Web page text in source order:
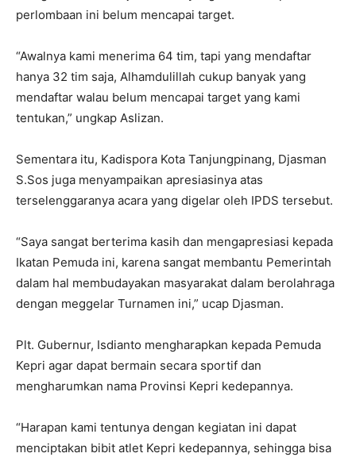
perlombaan ini belum mencapai target.
“Awalnya kami menerima 64 tim, tapi yang mendaftar
hanya 32 tim saja, Alhamdulillah cukup banyak yang
mendaftar walau belum mencapai target yang kami
tentukan,” ungkap Aslizan.
Sementara itu, Kadispora Kota Tanjungpinang, Djasman
S.Sos juga menyampaikan apresiasinya atas
terselenggaranya acara yang digelar oleh IPDS tersebut.
“Saya sangat berterima kasih dan mengapresiasi kepada
Ikatan Pemuda ini, karena sangat membantu Pemerintah
dalam hal membudayakan masyarakat dalam berolahraga
dengan meggelar Turnamen ini,” ucap Djasman.
Plt. Gubernur, Isdianto mengharapkan kepada Pemuda
Kepri agar dapat bermain secara sportif dan
mengharumkan nama Provinsi Kepri kedepannya.
“Harapan kami tentunya dengan kegiatan ini dapat
menciptakan bibit atlet Kepri kedepannya, sehingga bisa